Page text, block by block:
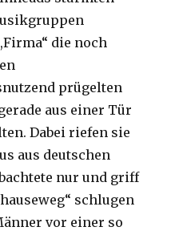
die noch
prügelten
aus einer Tür
Dabei riefen sie
aus deutschen
nur und griff
schlugen
vor einer so